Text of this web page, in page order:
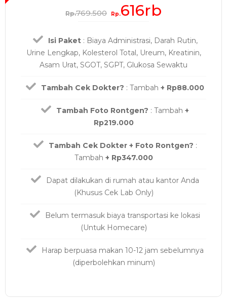
Rp.769.500 Rp.616rb
Isi Paket: Biaya Administrasi, Darah Rutin,
Urine Lengkap, Kolesterol Total, Ureum, Kreatinin,
Asam Urat, SGOT, SGPT, Glukosa Sewaktu
Tambah Cek Dokter? : Tambah + Rp88.000
Tambah Foto Rontgen? : Tambah +
Rp219.000
Tambah Cek Dokter + Foto Rontgen? :
Tambah + Rp347.000
Dapat dilakukan di rumah atau kantor Anda
(Khusus Cek Lab Only)
Belum termasuk biaya transportasi ke lokasi
(Untuk Homecare)
Harap berpuasa makan 10-12 jam sebelumnya
(diperbolehkan minum)